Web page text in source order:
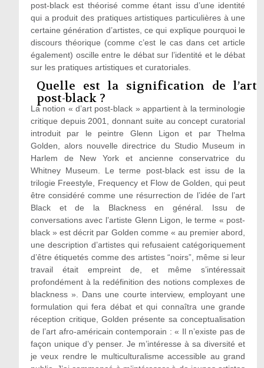
post‑black est théorisé comme étant issu d’une identité
qui a produit des pratiques artistiques particulières à une
certaine génération d’artistes, ce qui explique pourquoi le
discours théorique (comme c’est le cas dans cet article
également) oscille entre le débat sur l’identité et le débat
sur les pratiques artistiques et curatoriales.
Quelle est la signification de l’art
post-black ?
La notion « d’art post-black » appartient à la terminologie
critique depuis 2001, donnant suite au concept curatorial
introduit par le peintre Glenn Ligon et par Thelma
Golden, alors nouvelle directrice du Studio Museum in
Harlem de New York et ancienne conservatrice du
Whitney Museum. Le terme post-black est issu de la
trilogie Freestyle, Frequency et Flow de Golden, qui peut
être considéré comme une résurrection de l’idée de l’art
Black et de la Blackness en général. Issu de
conversations avec l’artiste Glenn Ligon, le terme « post-
black » est décrit par Golden comme « au premier abord,
une description d’artistes qui refusaient catégoriquement
d’être étiquetés comme des artistes “noirs”, même si leur
travail était empreint de, et même s’intéressait
profondément à la redéfinition des notions complexes de
blackness ». Dans une courte interview, employant une
formulation qui fera débat et qui connaîtra une grande
réception critique, Golden présente sa conceptualisation
de l’art afro-américain contemporain : « Il n’existe pas de
façon unique d’y penser. Je m’intéresse à sa diversité et
je veux rendre le multiculturalisme accessible au grand